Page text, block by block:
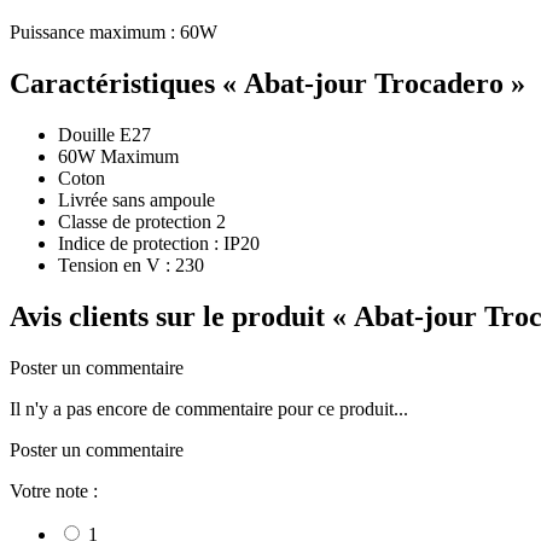
Puissance maximum : 60W
Caractéristiques « Abat-jour Trocadero »
Douille E27
60W Maximum
Coton
Livrée sans ampoule
Classe de protection 2
Indice de protection : IP20
Tension en V : 230
Avis clients sur le produit « Abat-jour
Poster un commentaire
Il n'y a pas encore de commentaire pour ce produit...
Poster un commentaire
Votre note :
1